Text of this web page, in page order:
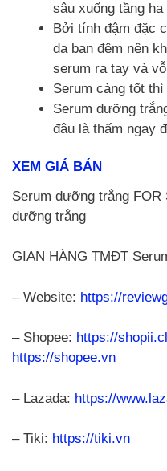
sâu xuống tầng
Bởi tính đậm đặc
da ban đêm nên
serum ra tay và
Serum càng tốt
Serum dưỡng
đâu là thấm ngay
XEM GIÁ BÁN
Serum dưỡng trắng FOR
dưỡng trắng
GIAN HÀNG TMĐT
– Website: https://
– Shopee: https://
https://shopee.vn
– Lazada: https://
– Tiki: https://tiki.vn